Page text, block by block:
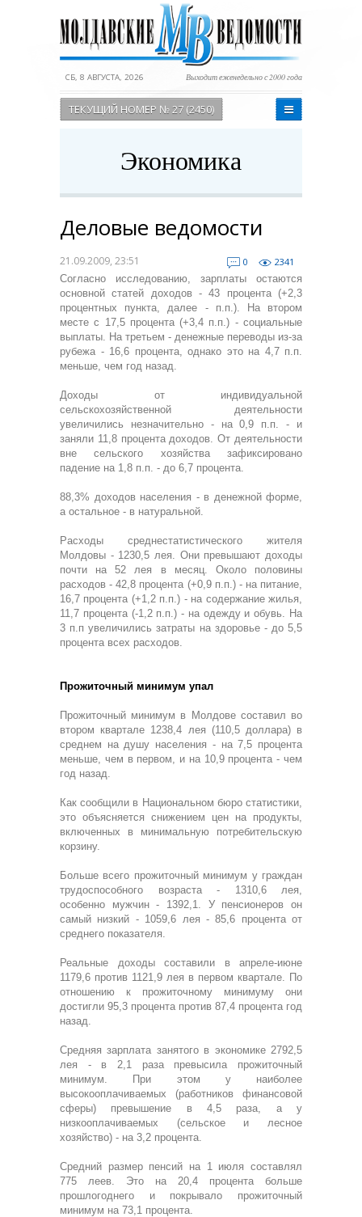
СБ, 8 АВГУСТА, 2026 Выходит еженедельно с 2000 года
ТЕКУЩИЙ НОМЕР № 27 (2450)
Экономика
Деловые ведомости
21.09.2009, 23:51 0
2341
Согласно исследованию, зарплаты остаются
основной статей доходов - 43 процента (+2,3
процентных пункта, далее - п.п.). На втором
месте с 17,5 процента (+3,4 п.п.) - социальные
выплаты. На третьем - денежные переводы из-за
рубежа - 16,6 процента, однако это на 4,7 п.п.
меньше, чем год назад.
Доходы от индивидуальной
сельскохозяйственной деятельности
увеличились незначительно - на 0,9 п.п. - и
заняли 11,8 процента доходов. От деятельности
вне сельского хозяйства зафиксировано
падение на 1,8 п.п. - до 6,7 процента.
88,3% доходов населения - в денежной форме,
а остальное - в натуральной.
Расходы среднестатистического жителя
Молдовы - 1230,5 лея. Они превышают доходы
почти на 52 лея в месяц. Около половины
расходов - 42,8 процента (+0,9 п.п.) - на питание,
16,7 процента (+1,2 п.п.) - на содержание жилья,
11,7 процента (-1,2 п.п.) - на одежду и обувь. На
3 п.п увеличились затраты на здоровье - до 5,5
процента всех расходов.
Прожиточный минимум упал
Прожиточный минимум в Молдове составил во
втором квартале 1238,4 лея (110,5 доллара) в
среднем на душу населения - на 7,5 процента
меньше, чем в первом, и на 10,9 процента - чем
год назад.
Как сообщили в Национальном бюро статистики,
это объясняется снижением цен на продукты,
включенных в минимальную потребительскую
корзину.
Больше всего прожиточный минимум у граждан
трудоспособного возраста - 1310,6 лея,
особенно мужчин - 1392,1. У пенсионеров он
самый низкий - 1059,6 лея - 85,6 процента от
среднего показателя.
Реальные доходы составили в апреле-июне
1179,6 против 1121,9 лея в первом квартале. По
отношению к прожиточному минимуму они
достигли 95,3 процента против 87,4 процента год
назад.
Средняя зарплата занятого в экономике 2792,5
лея - в 2,1 раза превысила прожиточный
минимум. При этом у наиболее
высокооплачиваемых (работников финансовой
сферы) превышение в 4,5 раза, а у
низкооплачиваемых (сельское и лесное
хозяйство) - на 3,2 процента.
Средний размер пенсий на 1 июля составлял
775 леев. Это на 20,4 процента больше
прошлогоднего и покрывало прожиточный
минимум на 73,1 процента.